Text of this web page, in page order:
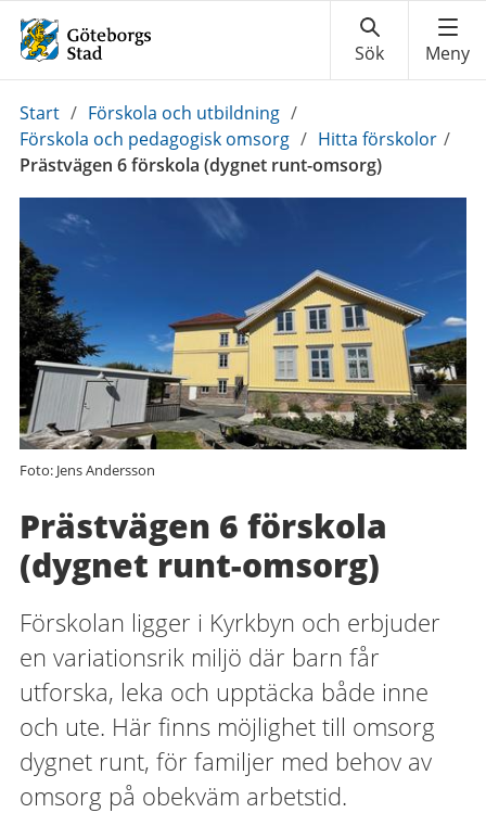
Du
är
här:
Start / Förskola och utbildning /
Förskola och pedagogisk omsorg / Hitta förskolor /
Prästvägen 6 förskola (dygnet runt-omsorg)
Foto: Jens Andersson
Prästvägen 6 förskola
(dygnet runt-omsorg)
Förskolan ligger i Kyrkbyn och erbjuder
en variationsrik miljö där barn får
utforska, leka och upptäcka både inne
och ute. Här finns möjlighet till omsorg
dygnet runt, för familjer med behov av
omsorg på obekväm arbetstid.